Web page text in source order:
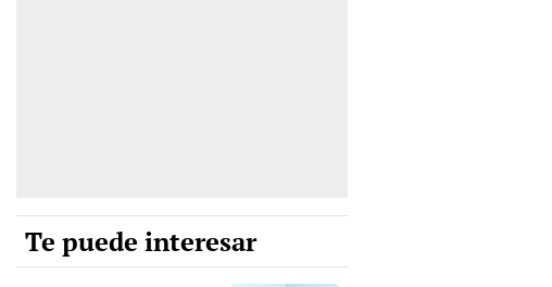
Te puede interesar